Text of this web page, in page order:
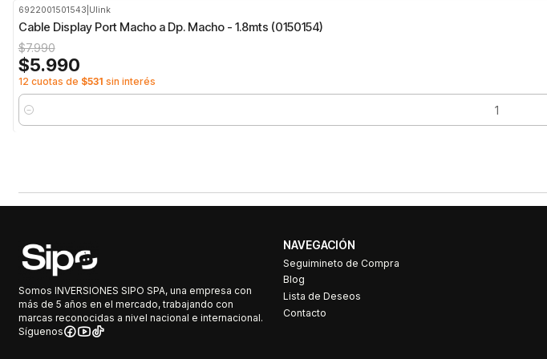
6922001501543 Ulink
Cable Display Port Macho a Dp. Macho - 1.8mts (0150154)
$7.990
$5.990
12 cuotas de $531 sin interés
Cantidad
Somos INVERSIONES SIPO SPA, una empresa con
más de 5 años en el mercado, trabajando con
marcas reconocidas a nivel nacional e internacional.
Síguenos
NAVEGACIÓN
Seguimineto de Compra
Blog
Lista de Deseos
Contacto